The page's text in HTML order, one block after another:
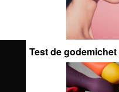
Test de